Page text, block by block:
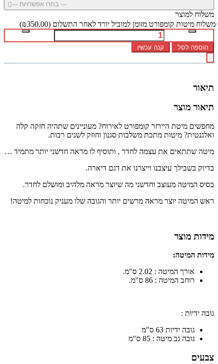
--- בחרו אפשרויות ---
משלוח למוצר
משלוח מיטות קומפורט מזומן למוביל יורד לאחר התשלום (₪350.00)
הוספה לסל קנה עכשיו
תיאור
תיאור מוצר
מחפשים מיטת היירזר קומפורט לאירוח? מעוניינים שתהיה חזקה קלה
ואלגנטית? מיטות מתכת משלבות סגנון וחוזק לשנים רבות.
מיטה שתתאים את עצמה לחדר , ותוסיף לו מראה חדשני יותר מתמיד …
בדיוק בשבילך עיצבנו וייצרנו את דגם דיארה.
בסיס המיטה מעוצב וחדשני מה שיוצר מראה מלהיב ומושלם לחדר.
ראש המיטה יוצר מראה מרשים יותר והגובה שלו מעניק נוכחות למיטה!
מידות מוצר
מידות המיטה:
אורך המיטה : 2.02 ס"מ.
רוחב המיטה : 86 ס"מ.
גובה ידיות :
גובה ידיות 63 ס"מ
גובה גב מיטה : 85 ס"מ
צבעים